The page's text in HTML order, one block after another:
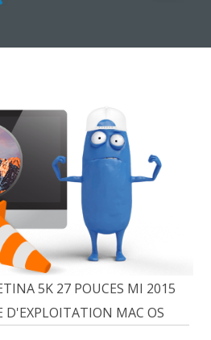
5K 27 POUCES MI 2015
D'EXPLOITATION MAC OS